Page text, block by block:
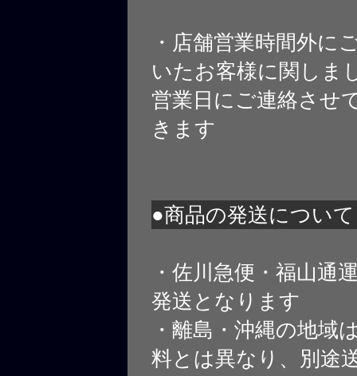
・店舗営業時間外に
いたお客様に関しま
営業日にご連絡させ
きます
●商品の発送について
・佐川急便・福山通
発送となります
・離島・沖縄の地域
料とは異なり、別途